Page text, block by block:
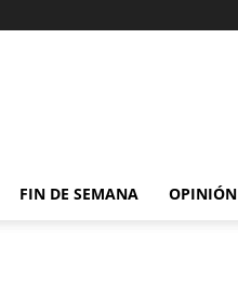
FIN DE SEMANA OPINIÓN